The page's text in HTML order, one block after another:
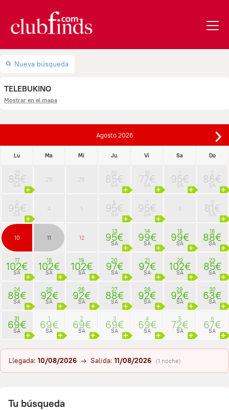
Nueva búsqueda
TELEBUKINO
Mostrar en el mapa
Agosto 2026
Lu Ma Mi Ju Vi Sa Do
27
85€
SA
28 29
30
85€
SA
31
77€
SA
1
95€
SA
2
86€
SA
3
95€
SA
4 5
6
95€
SA
7
95€
SA
8
9
81€
SA
10 11 12
13
95€
SA
14
99€
SA
15
99€
SA
16
88€
SA
17
102€
SA
18
102€
SA
19
102€
SA
20
97€
SA
21
97€
SA
22
102€
SA
23
85€
SA
24
88€
SA
25
92€
SA
26
92€
SA
27
88€
SA
28
92€
SA
29
92€
SA
30
63€
SA
31
69€
SA
1
69€
SA
2
69€
SA
3
69€
SA
4
69€
SA
5
72€
SA
6
67€
SA
Llegada: 10/08/2026 → Salida: 11/08/2026 (1 noche)
Tu búsqueda